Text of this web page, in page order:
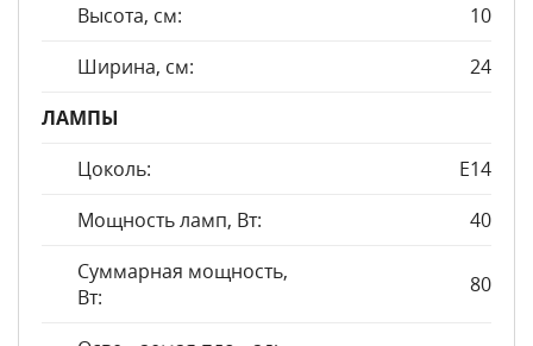
Высота, см:
10
Ширина, см:
24
ЛАМПЫ
Цоколь:
E14
Мощность ламп, Вт:
40
Суммарная мощность,
Вт:
80